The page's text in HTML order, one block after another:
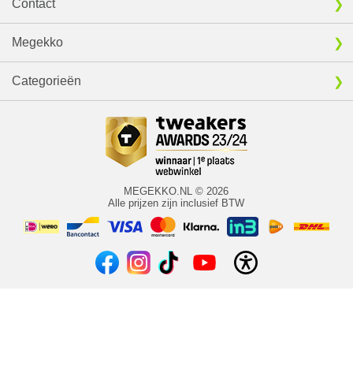
Contact
Megekko
Categorieën
MEGEKKO.NL © 2026
Alle prijzen zijn inclusief BTW